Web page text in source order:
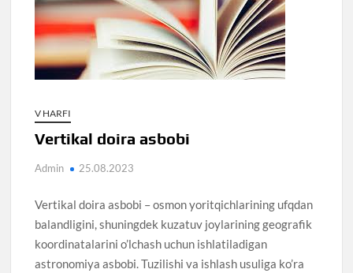
V HARFI
Vertikal doira asbobi
Admin 25.08.2023
Vertikal doira asbobi – osmon yoritqichlarining ufqdan
balandligini, shuningdek kuzatuv joylarining geografik
koordinatalarini o’lchash uchun ishlatiladigan
astronomiya asbobi. Tuzilishi va ishlash usuliga ko’ra